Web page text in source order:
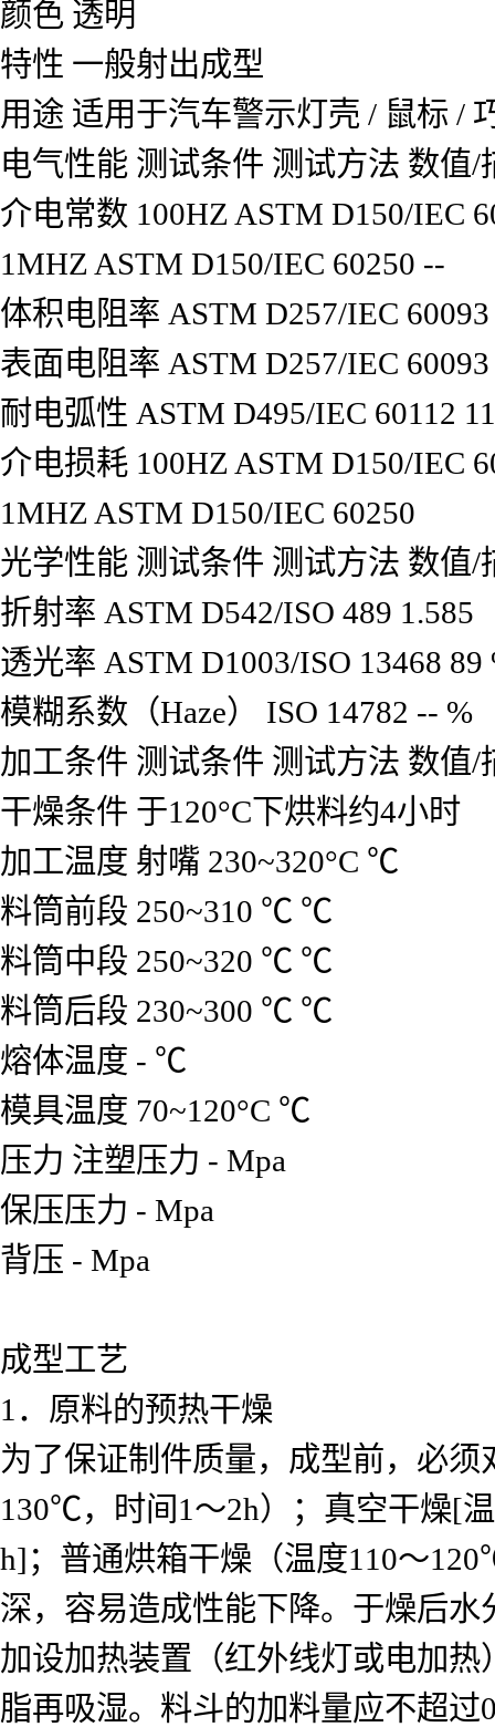
颜色 透明
特性 一般射出成型
用途 适用于汽车警示灯壳 / 鼠标 /
电气性能 测试条件 测试方法 数值/
介电常数 100HZ ASTM D150/IEC
1MHZ ASTM D150/IEC 60250 --
体积电阻率 ASTM D257/IEC 60093
表面电阻率 ASTM D257/IEC 60093
耐电弧性 ASTM D495/IEC 60112
介电损耗 100HZ ASTM D150/IEC
1MHZ ASTM D150/IEC 60250
光学性能 测试条件 测试方法 数值/
折射率 ASTM D542/ISO 489 1.585
透光率 ASTM D1003/ISO 13468 89
模糊系数（Haze）
ISO 14782 -- %
加工条件 测试条件 测试方法 数值/
干燥条件 于120°C下烘料约4小时
加工温度 射嘴 230~320°C ℃
料筒前段 250~310 ℃ ℃
料筒中段 250~320 ℃ ℃
料筒后段 230~300 ℃ ℃
熔体温度 - ℃
模具温度 70~120°C ℃
压力 注塑压力 - Mpa
保压压力 - Mpa
背压 - Mpa
成型工艺
1 ．原料的预热干燥
为了保证制件质量，成型前，必
130℃，时间1 ～2h）；真空干燥[
h] ；普通烘箱干燥（温度110～
深，容易造成性能下降。于燥后水
加设加热装置（红外线灯或电加热
脂再吸湿。料斗的加料量应不超过